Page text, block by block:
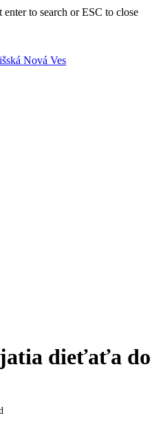
enter to search or ESC to close
dieťaťa do